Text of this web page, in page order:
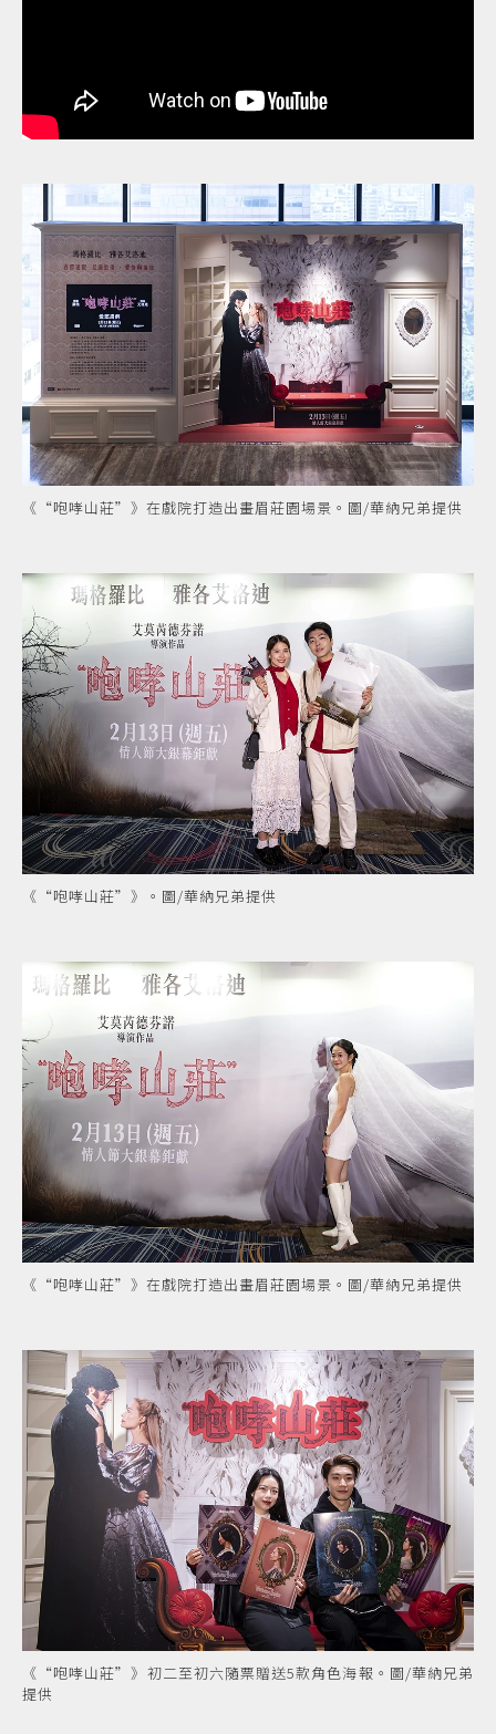
《“咆哮山莊”》在戲院打造出畫眉莊園場景。圖/華納兄弟提供
《“咆哮山莊”》。圖/華納兄弟提供
《“咆哮山莊”》在戲院打造出畫眉莊園場景。圖/華納兄弟提供
《“咆哮山莊”》初二至初六隨票贈送5款角色海報。圖/華納兄弟
提供